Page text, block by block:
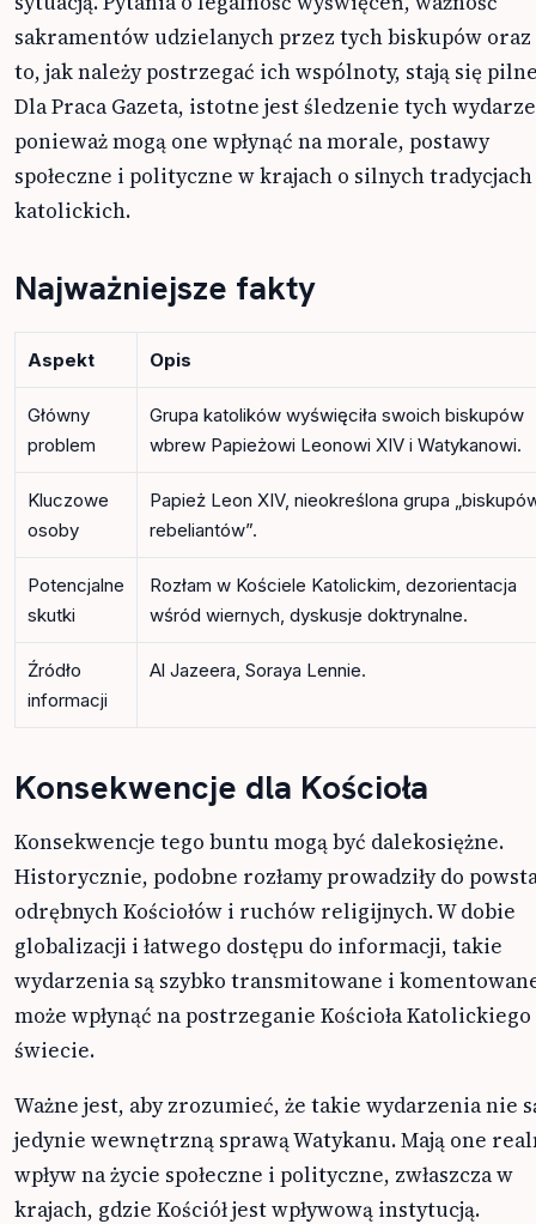
sakramentów udzielanych przez tych biskupów oraz
to, jak należy postrzegać ich wspólnoty, stają się
Dla Praca Gazeta, istotne jest śledzenie tych
ponieważ mogą one wpłynąć na morale, postawy
społeczne i polityczne w krajach o silnych tradycjach
katolickich.
Najważniejsze fakty
Aspekt Opis
Główny
problem
Grupa katolików wyświęciła swoich biskupów
wbrew Papieżowi Leonowi XIV i Watykanowi.
Kluczowe
osoby
Papież Leon XIV, nieokreślona grupa
rebeliantów”.
Potencjalne
skutki
Rozłam w Kościele Katolickim, dezorientacja
wśród wiernych, dyskusje doktrynalne.
Źródło
informacji
Al Jazeera, Soraya Lennie.
Konsekwencje dla Kościoła
Konsekwencje tego buntu mogą być dalekosiężne.
Historycznie, podobne rozłamy prowadziły do
odrębnych Kościołów i ruchów religijnych. W dobie
globalizacji i łatwego dostępu do informacji, takie
wydarzenia są szybko transmitowane i
może wpłynąć na postrzeganie Kościoła Katolickiego
świecie.
Ważne jest, aby zrozumieć, że takie wydarzenia nie
jedynie wewnętrzną sprawą Watykanu. Mają one
wpływ na życie społeczne i polityczne, zwłaszcza w
krajach, gdzie Kościół jest wpływową instytucją.